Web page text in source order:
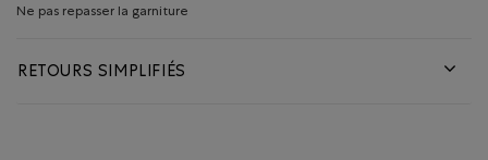
Ne pas repasser la garniture
RETOURS SIMPLIFIÉS